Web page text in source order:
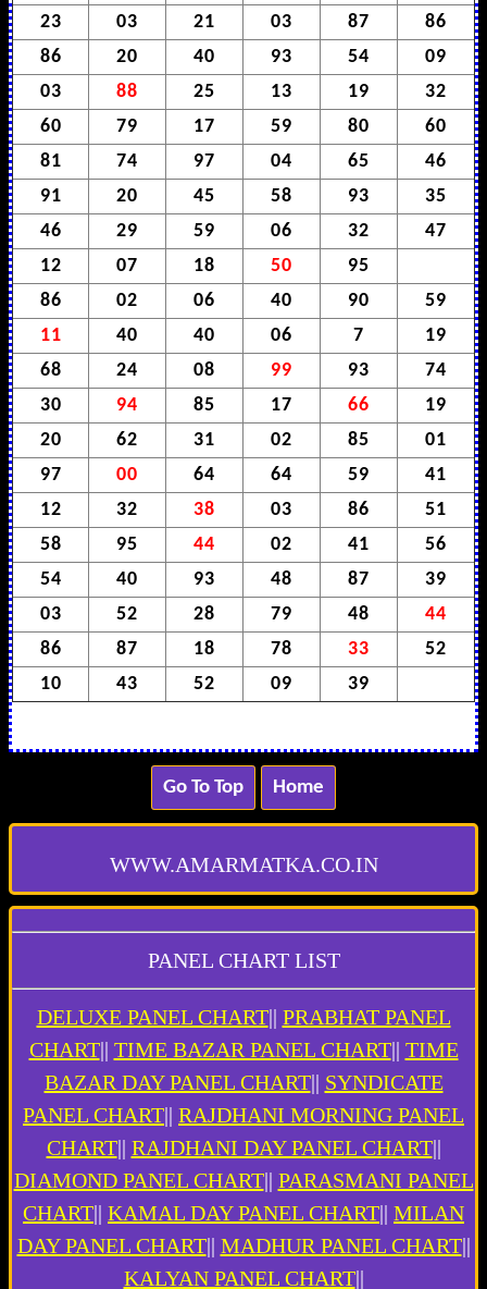
23
03 21 03 87
86
86
20 40 93 54
09
03
88 25 13 19
32
60
79 17 59 80
60
81
74 97 04 65
46
91
20 45 58 93
35
46
29 59 06 32
47
12
07 18 50
95
86
02 06 40 90
59
11
40 40 06 7
19
68
24 08 99 93
74
30
94 85 17 66
19
20
62 31 02 85
01
97
00 64 64 59
41
12
32 38 03 86
51
58
95 44 02 41
56
54
40 93 48 87
39
03
52 28 79 48
44
86
87 18 78 33
52
10
43 52 09 39
Go To Top Home
WWW.AMARMATKA.CO.IN
PANEL CHART LIST
DELUXE PANEL CHART|| PRABHAT PANEL
CHART|| TIME BAZAR PANEL CHART|| TIME
BAZAR DAY PANEL CHART|| SYNDICATE
PANEL CHART|| RAJDHANI MORNING PANEL
CHART|| RAJDHANI DAY PANEL CHART||
DIAMOND PANEL CHART|| PARASMANI PANEL
CHART|| KAMAL DAY PANEL CHART|| MILAN
DAY PANEL CHART|| MADHUR PANEL CHART||
KALYAN PANEL CHART||